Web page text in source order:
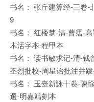
书名： 张丘建算经-三卷-
9
书名： 红楼梦-清-曹霑-
木活字本-程甲本
书名： 读书敏求记-清-钱
丕烈批校-周星诒批注并
书名： 玉臺新詠十卷-陳
選-明嘉靖刻本